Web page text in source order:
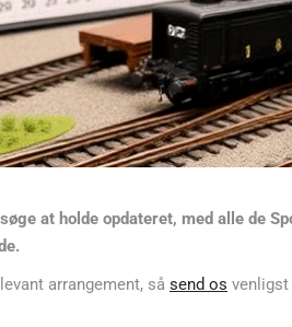
at holde opdateret, med alle de
arrangement, så send os venligst